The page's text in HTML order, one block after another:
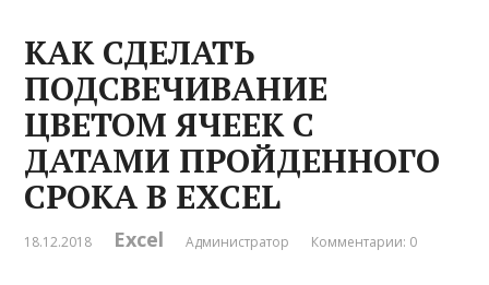
КАК СДЕЛАТЬ
ПОДСВЕЧИВАНИЕ
ЦВЕТОМ ЯЧЕЕК С
ДАТАМИ ПРОЙДЕННОГО
СРОКА В EXCEL
18.12.2018 Excel Администратор Комментарии: 0